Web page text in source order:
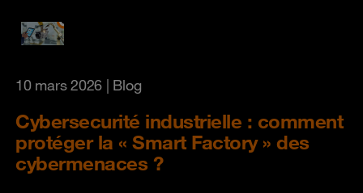
10 mars 2026 | Blog
Cybersecurité industrielle : comment
protéger la « Smart Factory » des
cybermenaces ?